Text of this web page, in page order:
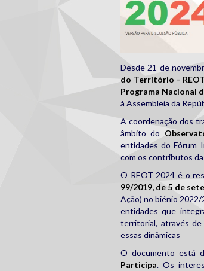
Desde 21 de
do Território -
Programa Nacional
à Assembleia da
A coordenação dos
âmbito do
entidades do Fórum
com os contributos
O REOT 2024 é o
99/2019, de 5 de
Ação) no biénio
entidades que
territorial, através de
essas dinâmicas
O documento está
Participa. Os